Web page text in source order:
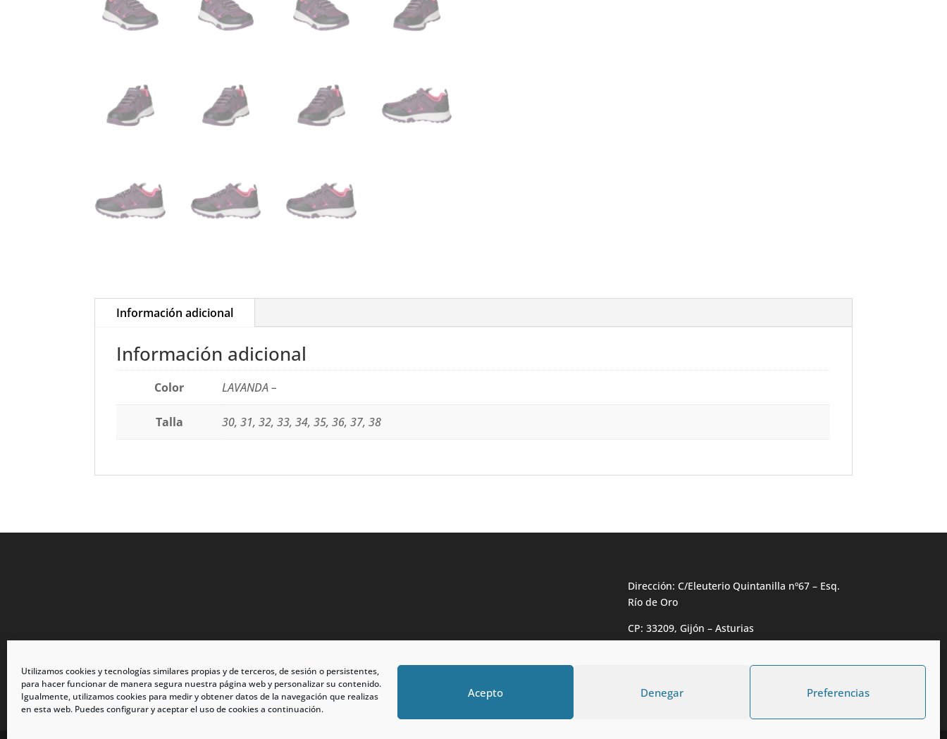
Utilizamos cookies y tecnologías similares propias y de terceros, de sesión o persistentes,
para hacer funcionar de manera segura nuestra página web y personalizar su contenido.
Igualmente, utilizamos cookies para medir y obtener datos de la navegación que realizas
en esta web. Puedes configurar y aceptar el uso de cookies a continuación.
Acepto Denegar Preferencias
Información adicional
Información adicional
Color LAVANDA –
Talla 30, 31, 32, 33, 34, 35, 36, 37, 38
Dirección: C/Eleuterio Quintanilla nº67 – Esq.
Río de Oro
CP: 33209, Gijón – Asturias